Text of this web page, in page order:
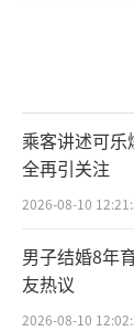
天利
价预期。
放大到极
少钱，得
乘客讲述可
全再引关注
2026-08-10
男子结婚8年
友热议
2026-08-10